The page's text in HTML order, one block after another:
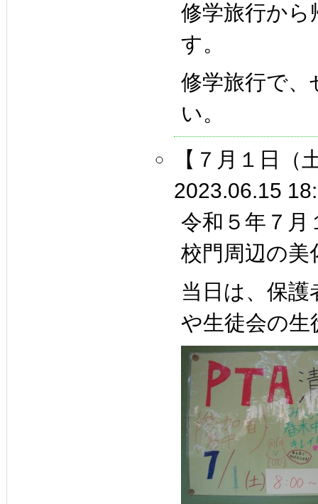
修学旅行か
す。
修学旅行で
い。
【７月１日
2023.06.15
令和５年７月
校門周辺の美
当日は、保
や生徒会の生